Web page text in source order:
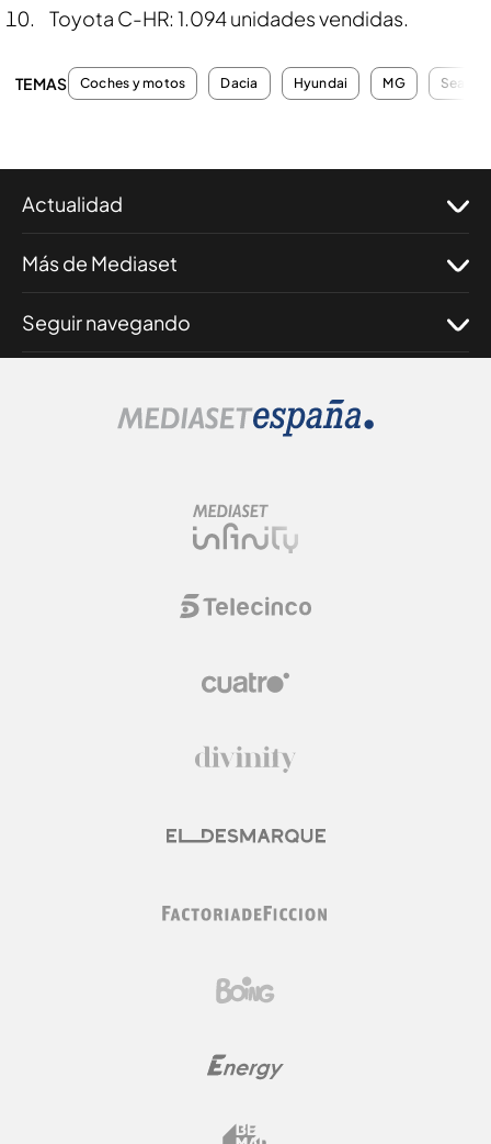
Toyota C-HR: 1.094 unidades vendidas.
TEMAS Coches y motos Dacia Hyundai MG Seat
Actualidad
Más de Mediaset
Seguir navegando